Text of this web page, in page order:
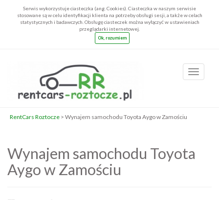
Serwis wykorzystuje ciasteczka (ang. Cookies). Ciasteczka w naszym serwisie
stosowane są w celu identyfikacji klienta na potrzeby obsługi sesji, a także w celach
statystycznych i badawczych. Obsługę ciasteczek można wyłączyć w ustawieniach
przeglądarki internetowej.
Ok, rozumiem
Toggle
RentCars Roztocze > Wynajem samochodu Toyota Aygo w Zamościu
Wynajem samochodu Toyota
Aygo w Zamościu